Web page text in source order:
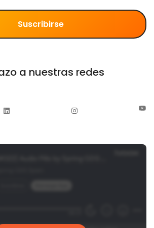
Suscribirse
a nuestras redes